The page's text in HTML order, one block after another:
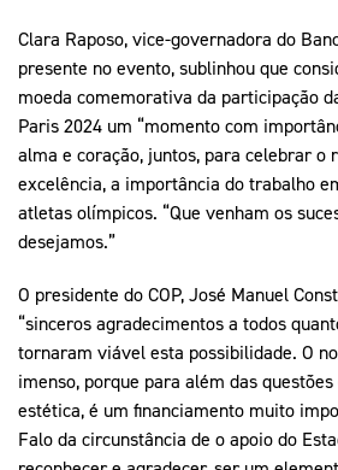
Clara Raposo, vice-governadora do
presente no evento, sublinhou que
moeda comemorativa da participação
Paris 2024 um “momento com
alma e coração, juntos, para celebrar o
excelência, a importância do trabalho
atletas olímpicos. “Que venham os
desejamos.”
O presidente do COP, José Manuel
“sinceros agradecimentos a todos
tornaram viável esta possibilidade. O
imenso, porque para além das
estética, é um financiamento muito
Falo da circunstância de o apoio do